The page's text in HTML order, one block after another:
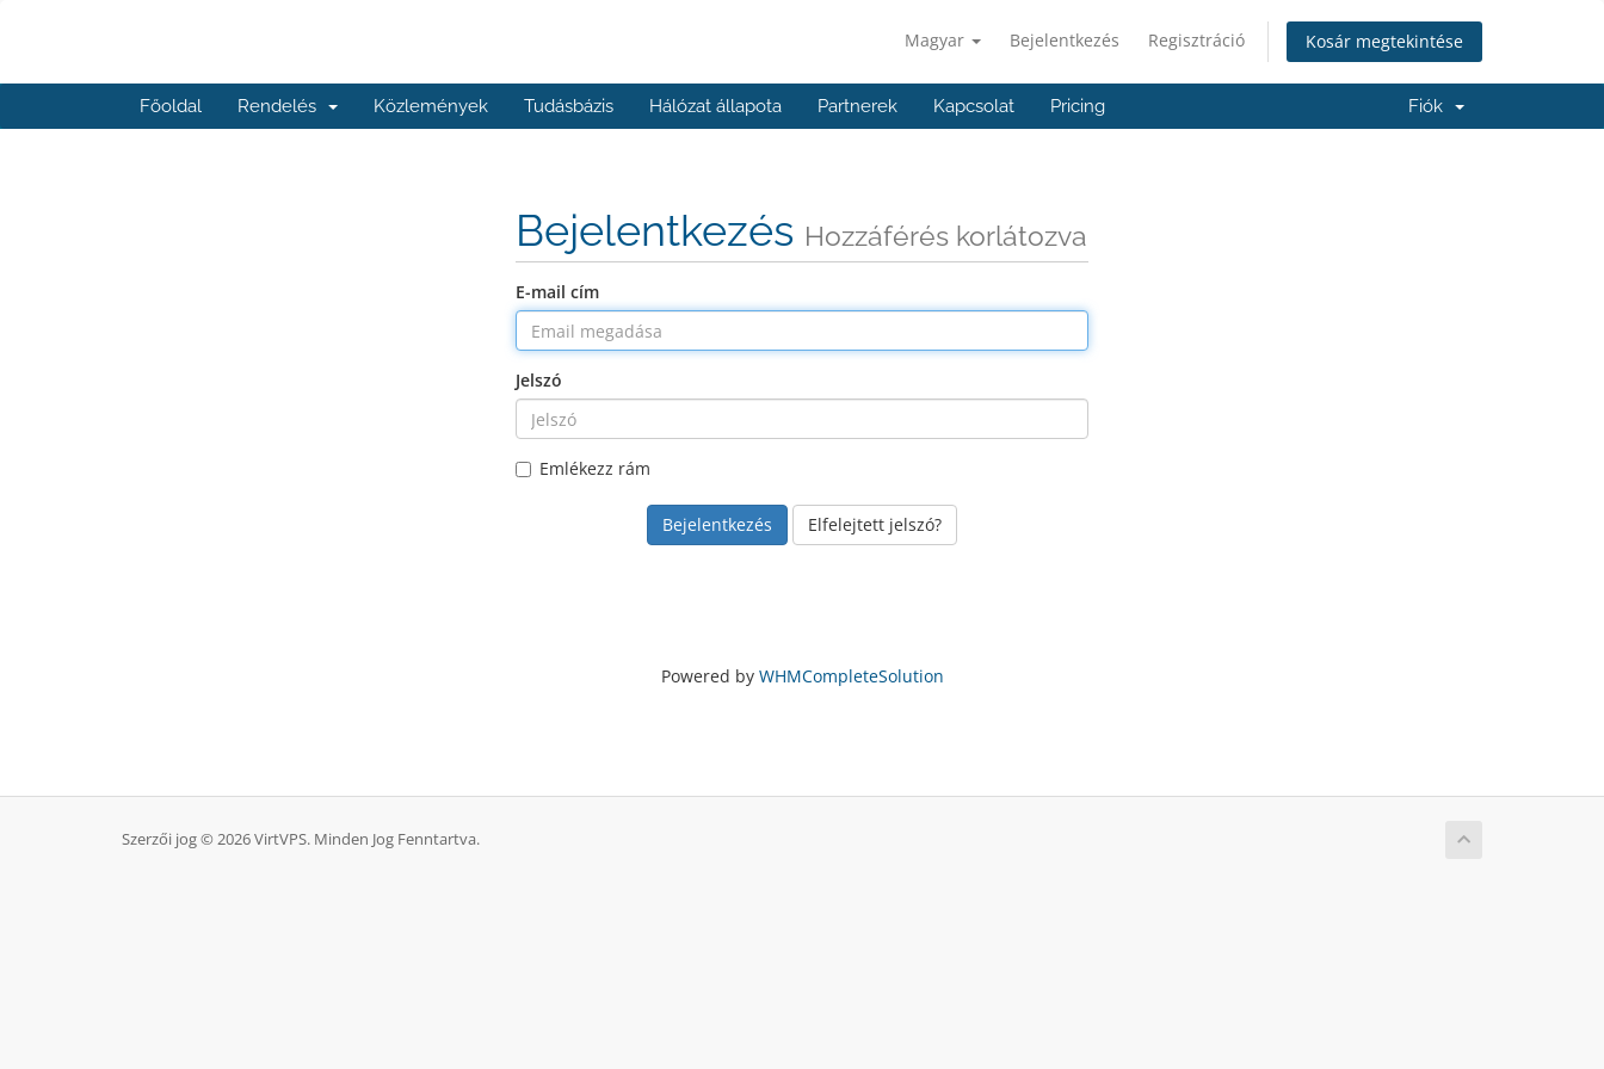
Magyar Bejelentkezés Regisztráció Kosár megtekintése
Főoldal Rendelés Közlemények Tudásbázis Hálózat állapota Partnerek Kapcsolat Pricing Fiók
Bejelentkezés Hozzáférés korlátozva
E-mail cím
Jelszó
Emlékezz rám
Elfelejtett jelszó?
Powered by WHMCompleteSolution
Szerzői jog © 2026 VirtVPS. Minden Jog Fenntartva.